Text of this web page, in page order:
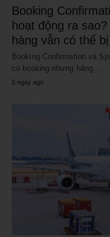
Booking
hoạt động ra
hàng vẫn có thể
Booking Confirmation và
có booking nhưng hàng…
5 ngày ago